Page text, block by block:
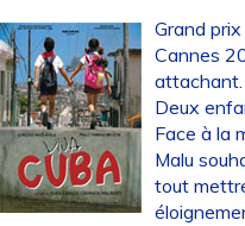
Grand
Cannes
attachant.
Deux
Face à la
Malu
tout